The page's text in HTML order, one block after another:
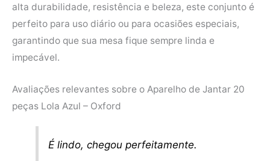
alta durabilidade, resistência e beleza, este conjunto é
perfeito para uso diário ou para ocasiões especiais,
garantindo que sua mesa fique sempre linda e
impecável.
Avaliações relevantes sobre o Aparelho de Jantar 20
peças Lola Azul – Oxford
É lindo, chegou perfeitamente.